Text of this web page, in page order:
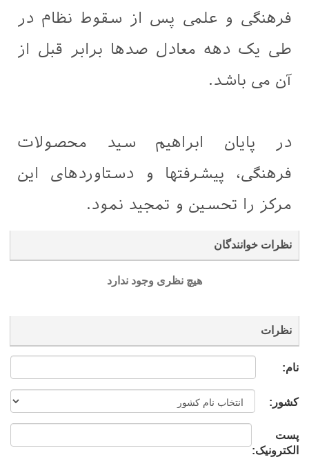
فرهنگی و علمی پس از سقوط نظام در
طی یک دهه معادل صدها برابر قبل از
آن می باشد.
در پایان ابراهیم سید محصولات
فرهنگی، پیشرفتها و دستاوردهای این
مرکز را تحسین و تمجید نمود.
نظرات خوانندگان
هیچ نظری وجود ندارد
نظرات
نام:
کشور:
پست
الکترونیک: